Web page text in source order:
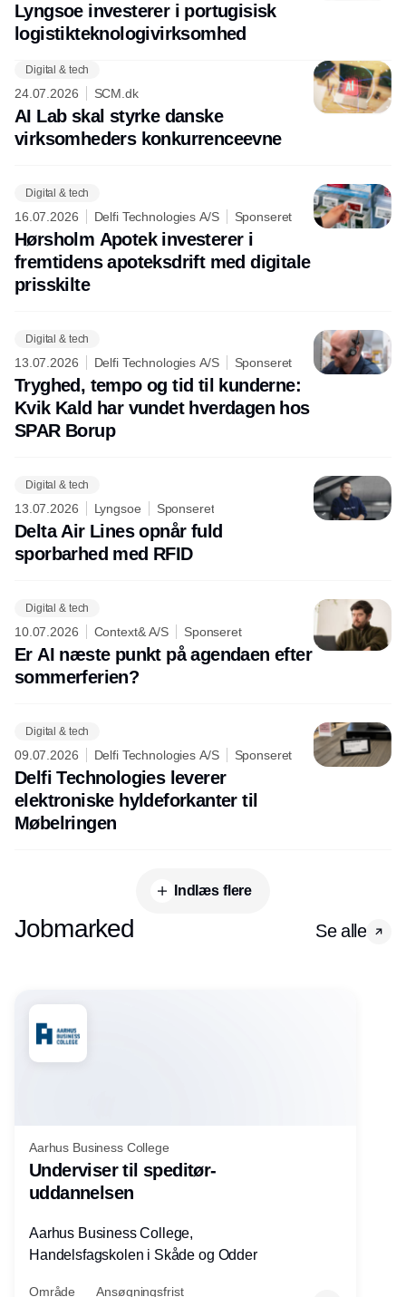
Lyngsoe investerer i portugisisk
logistikteknologivirksomhed
Digital & tech
24.07.2026 SCM.dk
AI Lab skal styrke danske
virksomheders konkurrenceevne
Digital & tech
16.07.2026 Delfi Technologies A/S Sponseret
Hørsholm Apotek investerer i
fremtidens apoteksdrift med digitale
prisskilte
Digital & tech
13.07.2026 Delfi Technologies A/S Sponseret
Tryghed, tempo og tid til kunderne:
Kvik Kald har vundet hverdagen hos
SPAR Borup
Digital & tech
13.07.2026 Lyngsoe Sponseret
Delta Air Lines opnår fuld
sporbarhed med RFID
Digital & tech
10.07.2026 Context& A/S Sponseret
Er AI næste punkt på agendaen efter
sommerferien?
Digital & tech
09.07.2026 Delfi Technologies A/S Sponseret
Delfi Technologies leverer
elektroniske hyldeforkanter til
Møbelringen
Indlæs flere
Jobmarked Se alle
Aarhus Business College
Underviser til speditør-
uddannelsen
Aarhus Business College,
Handelsfagskolen i Skåde og Odder
Område Ansøgningsfrist